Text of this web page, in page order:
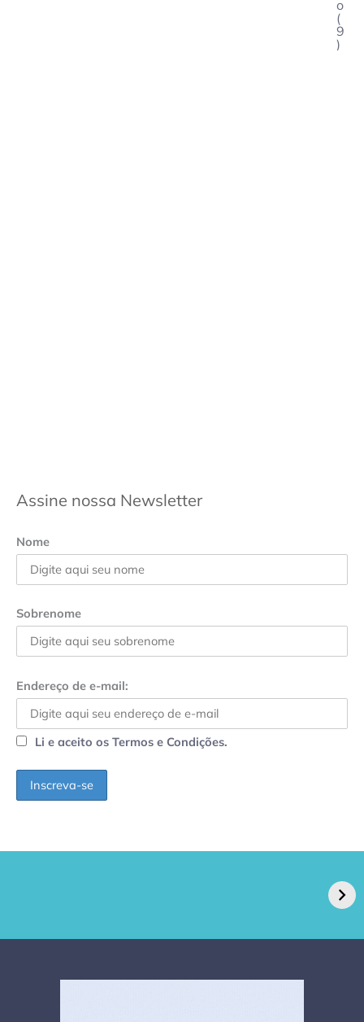
o
(
9
)
Assine nossa Newsletter
Nome
Sobrenome
Endereço de e-mail:
Li e aceito os Termos e Condições.
caso de superfungo